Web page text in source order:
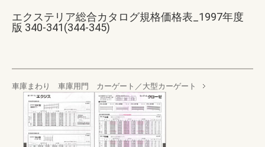
エクステリア総合カタログ規格価格表_1997年度
版 340-341(344-345)
車庫まわり 車庫用門 カーゲート／大型カーゲート